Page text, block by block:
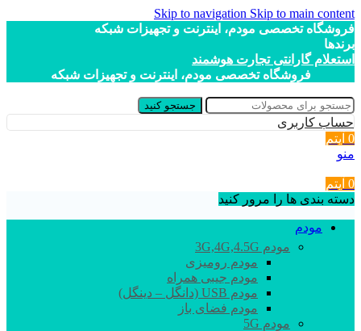
Skip to navigation Skip to main content
فروشگاه تخصصی مودم، اینترنت و تجهیزات شبکه
برندها
استعلام گارانتی تجارت هوشمند
فروشگاه تخصصی مودم، اینترنت و تجهیزات شبکه
جستجو کنید
حساب کاربری
0 آیتم
منو
0 آیتم
دسته بندی ها را مرور کنید
مودم
مودم 3G,4G,4.5G
مودم رومیزی
مودم جیبی همراه
مودم USB (دانگل – دینگل)
مودم فضای باز
مودم 5G